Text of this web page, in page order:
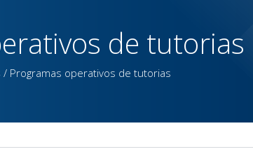
de tutorias
/ Programas operativos de tutorias